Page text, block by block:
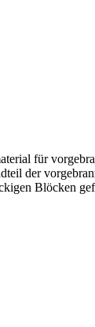
für
der
Blöcken